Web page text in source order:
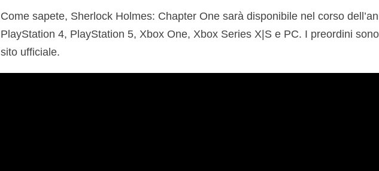
Come sapete, Sherlock Holmes: Chapter One sarà disponibile nel corso
PlayStation 4, PlayStation 5, Xbox One, Xbox Series X|S e PC. I preordini
sito ufficiale.